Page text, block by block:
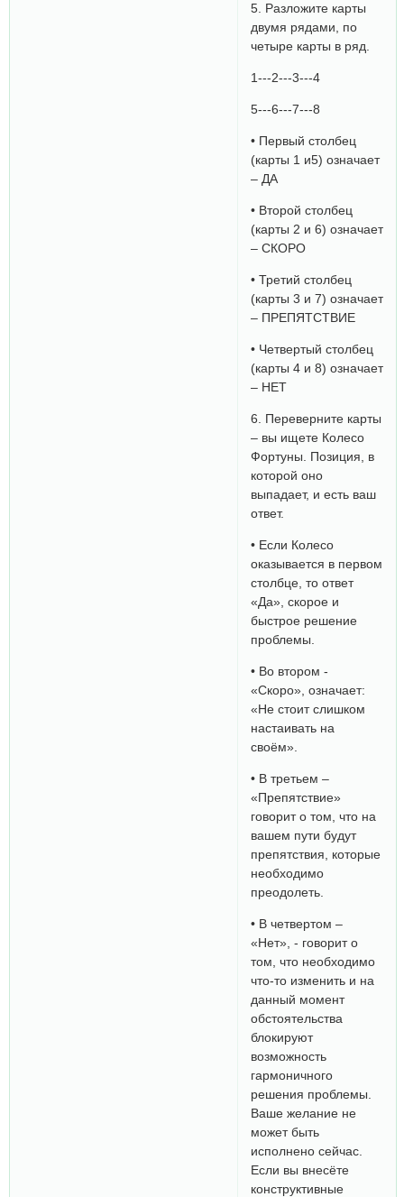
5. Разложите карты
двумя рядами, по
четыре карты в ряд.
1---2---3---4
5---6---7---8
• Первый столбец
(карты 1 и5) означает
– ДА
• Второй столбец
(карты 2 и 6) означает
– СКОРО
• Третий столбец
(карты 3 и 7) означает
– ПРЕПЯТСТВИЕ
• Четвертый столбец
(карты 4 и 8) означает
– НЕТ
6. Переверните карты
– вы ищете Колесо
Фортуны. Позиция, в
которой оно
выпадает, и есть ваш
ответ.
• Если Колесо
оказывается в первом
столбце, то ответ
«Да», скорое и
быстрое решение
проблемы.
• Во втором -
«Скоро», означает:
«Не стоит слишком
настаивать на
своём».
• В третьем –
«Препятствие»
говорит о том, что на
вашем пути будут
препятствия, которые
необходимо
преодолеть.
• В четвертом –
«Нет», - говорит о
том, что необходимо
что-то изменить и на
данный момент
обстоятельства
блокируют
возможность
гармоничного
решения проблемы.
Ваше желание не
может быть
исполнено сейчас.
Если вы внесёте
конструктивные